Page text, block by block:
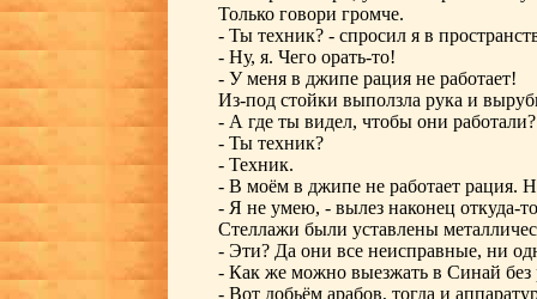
Только говори громче.
- Ты техник? - спросил я в
- Ну, я. Чего орать-то!
- У меня в джипе рация не работает!
Из-под стойки выползла рука и
- А где ты видел, чтобы они работали?
- Ты техник?
- Техник.
- В моём в джипе не работает рация.
- Я не умею, - вылез наконец откуда-
Стеллажи были уставлены
- Эти? Да они все неисправные, ни
- Как же можно выезжать в Синай без
- Вот добьём арабов, тогда и